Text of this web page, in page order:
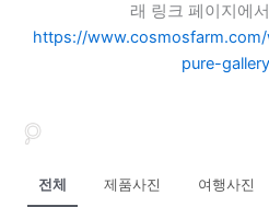
래 링크 페이지에
https://
pure-
전체 제품사진 여행사진